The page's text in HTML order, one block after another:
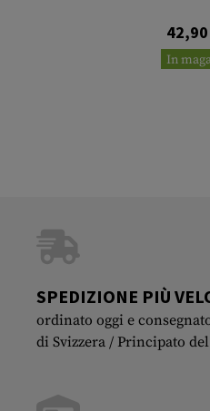
42,90
In
SPEDIZIONE PIÙ
ordinato oggi e
di Svizzera / Principato